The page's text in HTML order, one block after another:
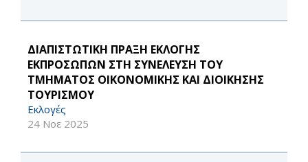
ΔΙΑΠΙΣΤΩΤΙΚΗ ΠΡΑΞΗ ΕΚΛΟΓΗΣ
ΕΚΠΡΟΣΩΠΩΝ ΣΤΗ ΣΥΝΕΛΕΥΣΗ ΤΟΥ
ΤΜΗΜΑΤΟΣ ΟΙΚΟΝΟΜΙΚΗΣ ΚΑΙ ΔΙΟΙΚΗΣΗΣ
ΤΟΥΡΙΣΜΟΥ
Εκλογές
24 Νοε 2025